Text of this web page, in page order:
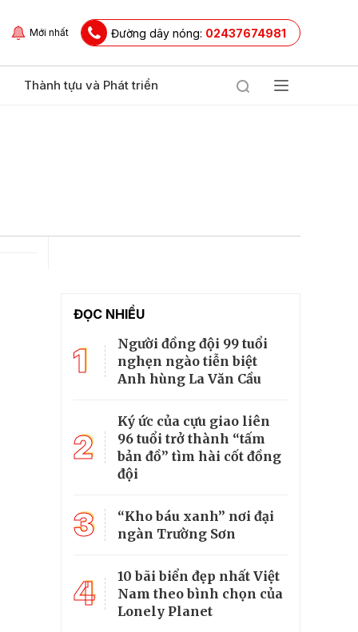
Mới nhất Đường dây nóng: 02437674981
Thành tựu và Phát triển
ĐỌC NHIỀU
1
Người đồng đội 99 tuổi
nghẹn ngào tiễn biệt
Anh hùng La Văn Cầu
2
Ký ức của cựu giao liên
96 tuổi trở thành “tấm
bản đồ” tìm hài cốt đồng
đội
3
“Kho báu xanh” nơi đại
ngàn Trường Sơn
4
10 bãi biển đẹp nhất Việt
Nam theo bình chọn của
Lonely Planet